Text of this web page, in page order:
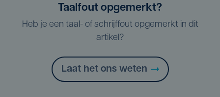
Taalfout opgemerkt?
Heb je een taal- of schrijffout opgemerkt in dit
artikel?
Laat het ons weten